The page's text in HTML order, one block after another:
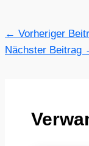
← Vorheriger
Nächster Beitrag